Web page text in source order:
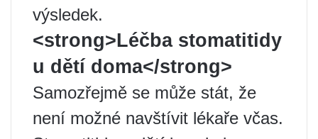
výsledek.
<strong>Léčba stomatitidy
u dětí doma</strong>
Samozřejmě se může stát, že
není možné navštívit lékaře včas.